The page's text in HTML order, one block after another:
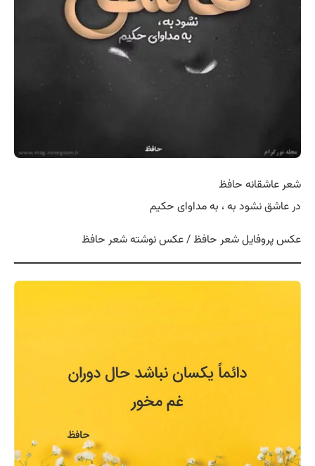
شعر عاشقانه حافظ
در عاشق نشود به ، به مداوای حکیم
عکس پروفایل شعر حافظ / عکس نوشته شعر حافظ